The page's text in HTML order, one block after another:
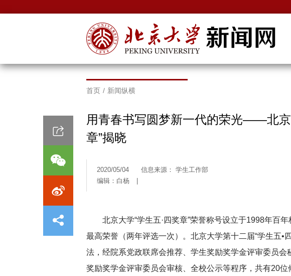
首页 / 新闻纵横
用青春书写圆梦新一代的荣光——北京
章”揭晓
2020/05/04
信息来源： 学生工作部
编辑：白杨
北京大学“学生五·四奖章”荣誉称号设立于1998年百
最高荣誉（两年评选一次）。北京大学第十二届“学生五•
法，经院系党政联席会推荐、学生奖励奖学金评审委员会
奖励奖学金评审委员会审核、全校公示等程序，共有20位